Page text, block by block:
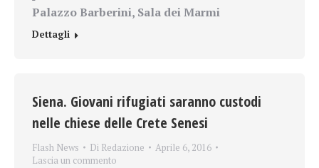
Palazzo Barberini, Sala dei Marmi
Dettagli
Siena. Giovani rifugiati saranno custodi
nelle chiese delle Crete Senesi
Flash News Di Redazione
Aprile 6, 2016
Lascia un commento